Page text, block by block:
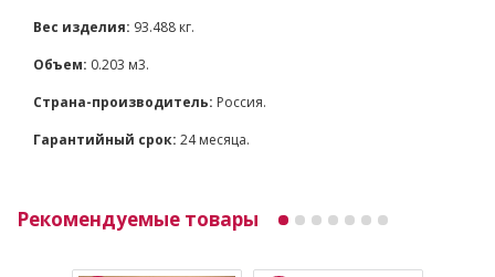
Вес изделия: 93.488 кг.
Объем: 0.203 м3.
Страна-производитель: Россия.
Гарантийный срок: 24 месяца.
Рекомендуемые товары